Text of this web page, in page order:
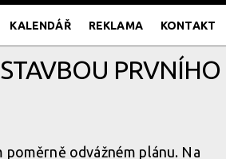
KALENDÁŘ REKLAMA KONTAKT
PRVNÍHO
odvážném plánu. Na